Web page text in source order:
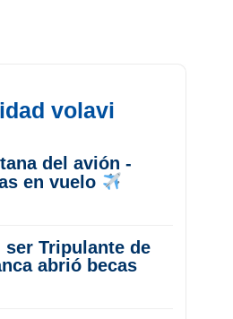
volavi
del avión -
en vuelo
ser Tripulante de
abrió becas